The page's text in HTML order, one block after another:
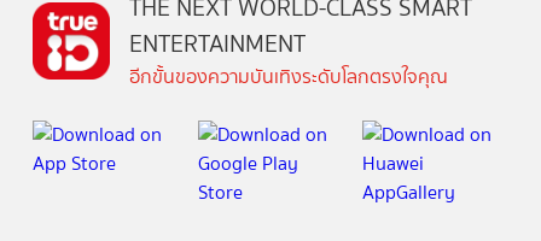
THE NEXT WORLD-CLASS SMART
ENTERTAINMENT
อีกขั้นของความบันเทิงระดับโลกตรงใจคุณ